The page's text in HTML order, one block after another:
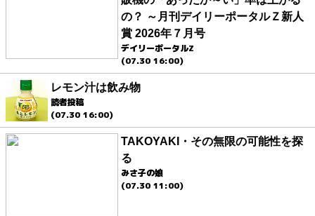
の？ ～月刊デイリーポータルＺ新人
賞 2026年７月号
デイリーポータルZ
(07.30 16:00)
レモン汁は飲み物
読者投稿
(07.30 16:00)
TAKOYAKI・その無限の可能性を探
る
みさ子の娘
(07.30 11:00)